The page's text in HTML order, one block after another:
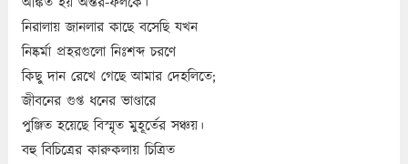
নিরালায় জানলার কাছে বসেছি যখন
নিষ্কর্মা প্রহরগুলো নিঃশব্দ চরণে
কিছু দান রেখে গেছে আমার দেহলিতে;
জীবনের গুপ্ত ধনের ভাণ্ডারে
পুঞ্জিত হয়েছে বিস্মৃত মুহূর্তের সঞ্চয়।
বহু বিচিত্রের কারুকলায় চিত্রিত